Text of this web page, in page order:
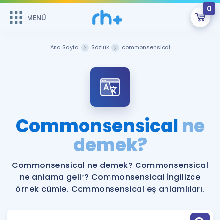
MENÜ
0
Şifremi Hatırlamıyorum
Sepetin Şu An Boş.
Remzi Hoca ile seni sınava hazırlayacak onlarca eğitim seni
bekliyor!
MENÜ
Katılımcı Görüşleri
Faydalı Araçlar
Ücretsiz Kaynaklar
Blog
İngilizce Gramer
Ana Sayfa Sözlük commonsensical
Commonsensicalne
demek?
Commonsensical ne demek? Commonsensical
ne anlama gelir? Commonsensical İngilizce
örnek cümle. Commonsensical eş anlamlıları.